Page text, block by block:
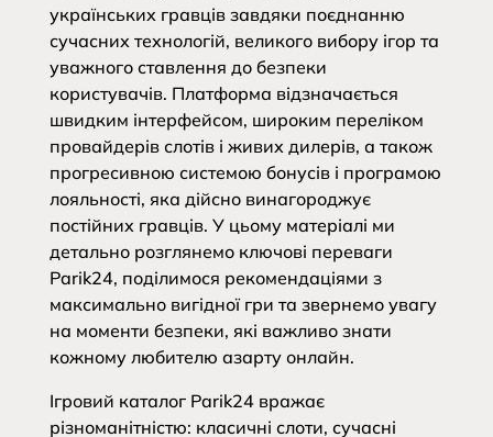
українських гравців завдяки поєднанню
сучасних технологій, великого вибору ігор та
уважного ставлення до безпеки
користувачів. Платформа відзначається
швидким інтерфейсом, широким переліком
провайдерів слотів і живих дилерів, а також
прогресивною системою бонусів і програмою
лояльності, яка дійсно винагороджує
постійних гравців. У цьому матеріалі ми
детально розглянемо ключові переваги
Parik24, поділимося рекомендаціями з
максимально вигідної гри та звернемо увагу
на моменти безпеки, які важливо знати
кожному любителю азарту онлайн.
Ігровий каталог Parik24 вражає
різноманітністю: класичні слоти, сучасні